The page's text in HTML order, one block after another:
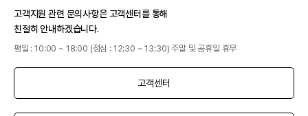
고객지원 관련 문의사항은 고객센터를 통해
친절히 안내하겠습니다.
평일 : 10:00 ~ 18:00 (점심 : 12:30 ~ 13:30) 주말 및 공휴일 휴무
고객센터